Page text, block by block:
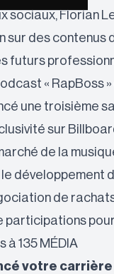
sociaux, Florian
sur des contenus
futurs
« RapBoss »
une troisième
sur
de la
développement
de
participations pour
à 135 MÉDIA
votre carrière